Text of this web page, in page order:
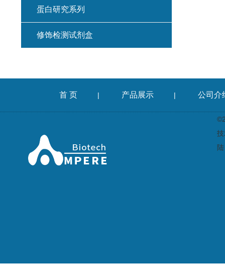
蛋白研究系列
修饰检测试剂盒
首 页 | 产品展示 | 公司介
陆